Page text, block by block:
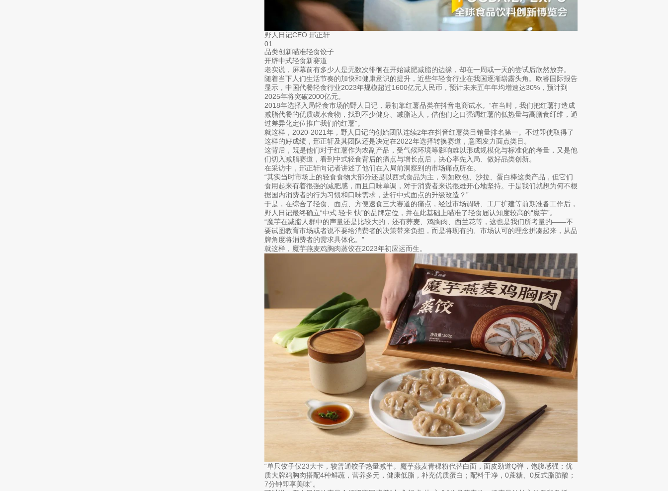
野人日记CEO 邢正轩
01
品类创新瞄准轻食饺子
开辟中式轻食新赛道
老实说，屏幕前有多少人是无数次徘徊在开始减肥减脂的边缘，却在一周或一天的尝试后欣然放弃。
随着当下人们生活节奏的加快和健康意识的提升，近些年轻食行业在我国逐渐崭露头角。欧睿国际报告
显示，中国代餐轻食行业2023年规模超过1600亿元人民币，预计未来五年年均增速达30%，预计到
2025年将突破2000亿元。
2018年选择入局轻食市场的野人日记，最初靠红薯品类在抖音电商试水。“在当时，我们把红薯打造成
减脂代餐的优质碳水食物，找到不少健身、减脂达人，借他们之口强调红薯的低热量与高膳食纤维，通
过差异化定位推广我们的红薯”。
就这样，2020-2021年，野人日记的创始团队连续2年在抖音红薯类目销量排名第一。不过即使取得了
这样的好成绩，邢正轩及其团队还是决定在2022年选择转换赛道，意图发力面点类目。
这背后，既是他们对于红薯作为农副产品，受气候环境等影响难以形成规模化与标准化的考量，又是他
们切入减脂赛道，看到中式轻食背后的痛点与增长点后，决心率先入局、做好品类创新。
在采访中，邢正轩向记者讲述了他们在入局前洞察到的市场痛点所在。
“其实当时市场上的轻食食物大部分还是以西式食品为主，例如欧包、沙拉、蛋白棒这类产品，但它们
食用起来有着很强的减肥感，而且口味单调，对于消费者来说很难开心地坚持。于是我们就想为何不根
据国内消费者的行为习惯和口味需求，进行中式面点的升级改造？”
于是，在综合了轻食、面点、方便速食三大赛道的痛点，经过市场调研、工厂扩建等前期准备工作后，
野人日记最终确立“中式 轻卡 快”的品牌定位，并在此基础上瞄准了轻食届认知度较高的“魔芋”。
“魔芋在减脂人群中的声量还是比较大的，还有荞麦、鸡胸肉、西兰花等，这也是我们所考量的——不
要试图教育市场或者说不要给消费者的决策带来负担，而是将现有的、市场认可的理念拼凑起来，从品
牌角度将消费者的需求具体化。”
就这样，魔芋燕麦鸡胸肉蒸饺在2023年初应运而生。
“单只饺子仅23大卡，较普通饺子热量减半。魔芋燕麦青稞粉代替白面，面皮劲道Q弹，饱腹感强；优
质大牌鸡胸肉搭配4种鲜蔬，营养多元，健康低脂，补充优质蛋白；配料干净，0蔗糖、0反式脂肪酸；
7分钟即享美味”。